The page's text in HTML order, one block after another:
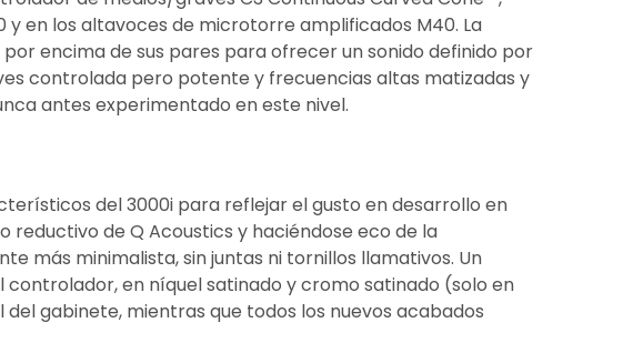
en los altavoces de microtorre amplificados M40. La
encima de sus pares para ofrecer un sonido definido por
controlada pero potente y frecuencias altas matizadas y
antes experimentado en este nivel.
del 3000i para reflejar el gusto en desarrollo en
reductivo de Q Acoustics y haciéndose eco de la
más minimalista, sin juntas ni tornillos llamativos. Un
en níquel satinado y cromo satinado (solo en
gabinete, mientras que todos los nuevos acabados